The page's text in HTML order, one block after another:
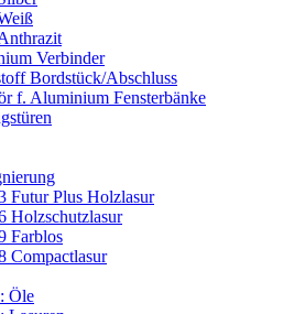
Verbinder
Bordstück/Abschluss
f. Aluminium Fensterbänke
Futur Plus Holzlasur
Holzschutzlasur
Farblos
Compactlasur
Öle